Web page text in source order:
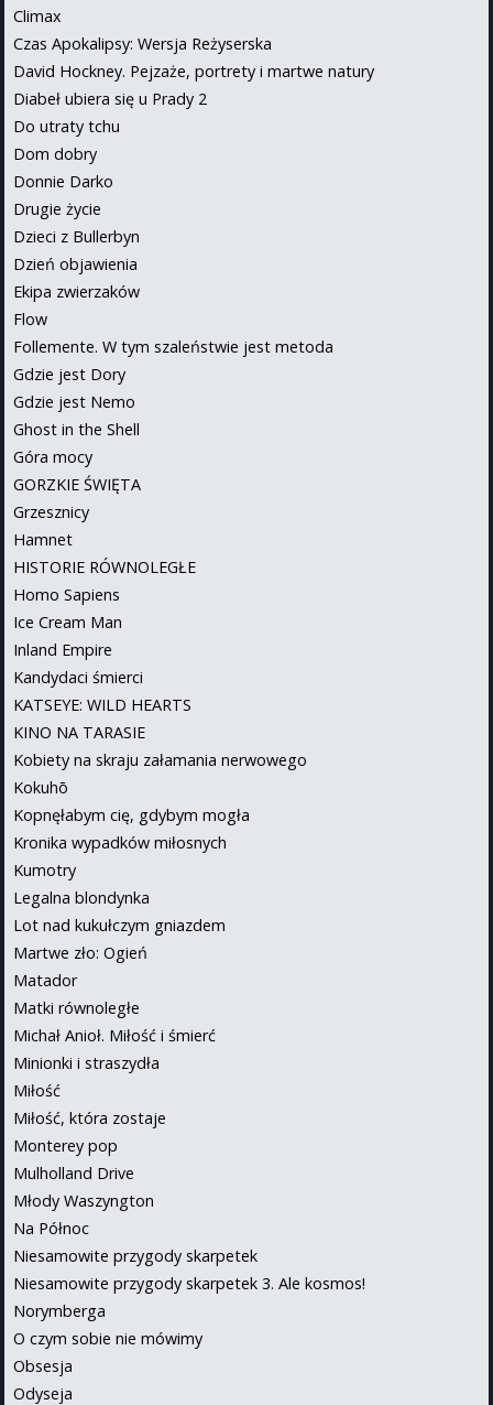
Climax
Czas Apokalipsy: Wersja Reżyserska
David Hockney. Pejzaże, portrety i martwe natury
Diabeł ubiera się u Prady 2
Do utraty tchu
Dom dobry
Donnie Darko
Drugie życie
Dzieci z Bullerbyn
Dzień objawienia
Ekipa zwierzaków
Flow
Follemente. W tym szaleństwie jest metoda
Gdzie jest Dory
Gdzie jest Nemo
Ghost in the Shell
Góra mocy
GORZKIE ŚWIĘTA
Grzesznicy
Hamnet
HISTORIE RÓWNOLEGŁE
Homo Sapiens
Ice Cream Man
Inland Empire
Kandydaci śmierci
KATSEYE: WILD HEARTS
KINO NA TARASIE
Kobiety na skraju załamania nerwowego
Kokuhō
Kopnęłabym cię, gdybym mogła
Kronika wypadków miłosnych
Kumotry
Legalna blondynka
Lot nad kukułczym gniazdem
Martwe zło: Ogień
Matador
Matki równoległe
Michał Anioł. Miłość i śmierć
Minionki i straszydła
Miłość
Miłość, która zostaje
Monterey pop
Mulholland Drive
Młody Waszyngton
Na Północ
Niesamowite przygody skarpetek
Niesamowite przygody skarpetek 3. Ale kosmos!
Norymberga
O czym sobie nie mówimy
Obsesja
Odyseja